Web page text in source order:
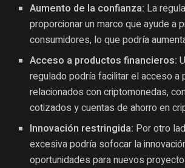
Aumento de la confianza: La
proporcionar un marco que ayude a
consumidores, lo que podría
Acceso a productos financieros:
regulado podría facilitar el acceso a
relacionados con criptomonedas,
cotizados y cuentas de ahorro en
Innovación restringida: Por otro
excesiva podría sofocar la
oportunidades para nuevos